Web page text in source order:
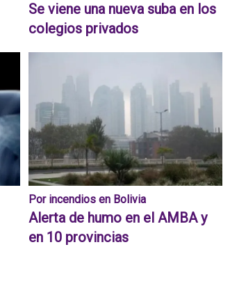
Se viene una nueva suba en los
colegios privados
Por incendios en Bolivia
Alerta de humo en el AMBA y
en 10 provincias